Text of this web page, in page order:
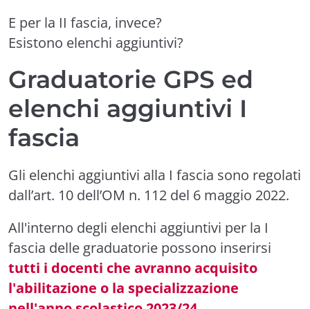
E per la II fascia, invece?
Esistono elenchi aggiuntivi?
Graduatorie GPS ed
elenchi aggiuntivi I
fascia
Gli elenchi aggiuntivi alla I fascia sono regolati
dall’art. 10 dell’OM n. 112 del 6 maggio 2022.
All'interno degli elenchi aggiuntivi per la I
fascia delle graduatorie possono inserirsi
tutti i docenti che avranno acquisito
l'abilitazione o la specializzazione